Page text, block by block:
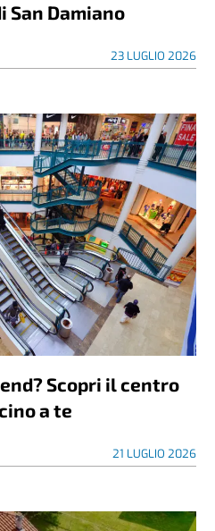
San Damiano
23 LUGLIO 2026
Scopri il centro
a te
21 LUGLIO 2026